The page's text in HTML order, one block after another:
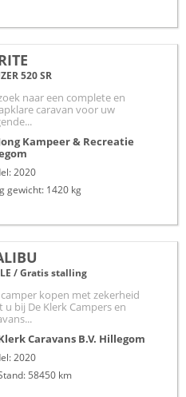
520 SR
naar een complete en
caravan voor uw
Kampeer & Recreatie
2020
gewicht: 1420 kg
/ Gratis stalling
camper kopen met zekerheid
u bij De Klerk Campers en
Caravans B.V. Hillegom
2020
58450 km